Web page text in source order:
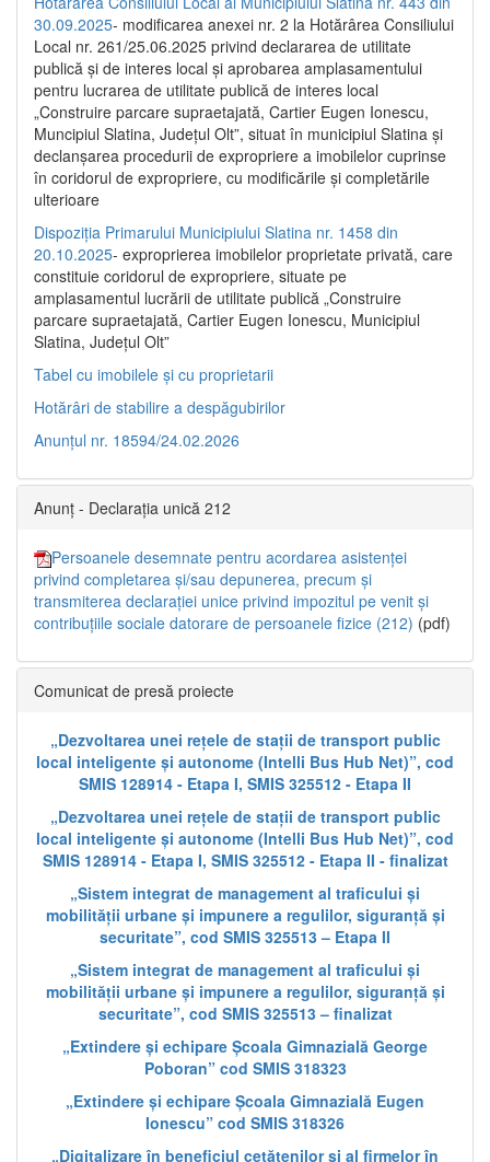
30.09.2025- modificarea anexei nr. 2 la Hotărârea Consiliului
Local nr. 261/25.06.2025 privind declararea de utilitate
publică şi de interes local şi aprobarea amplasamentului
pentru lucrarea de utilitate publică de interes local
„Construire parcare supraetajată, Cartier Eugen Ionescu,
Muncipiul Slatina, Judeţul Olt”, situat în municipiul Slatina şi
declanşarea procedurii de expropriere a imobilelor cuprinse
în coridorul de expropriere, cu modificările şi completările
ulterioare
Dispoziția Primarului Municipiului Slatina nr. 1458 din
20.10.2025- exproprierea imobilelor proprietate privată, care
constituie coridorul de expropriere, situate pe
amplasamentul lucrării de utilitate publică „Construire
parcare supraetajată, Cartier Eugen Ionescu, Municipiul
Slatina, Județul Olt”
Tabel cu imobilele și cu proprietarii
Hotărâri de stabilire a despăgubirilor
Anunțul nr. 18594/24.02.2026
Anunț - Declarația unică 212
Persoanele desemnate pentru acordarea asistenței
privind completarea și/sau depunerea, precum și
transmiterea declarației unice privind impozitul pe venit și
contribuțiile sociale datorare de persoanele fizice (212) (pdf)
Comunicat de presă proiecte
„Dezvoltarea unei rețele de stații de transport public
local inteligente și autonome (Intelli Bus Hub Net)”, cod
SMIS 128914 - Etapa I, SMIS 325512 - Etapa II
„Dezvoltarea unei rețele de stații de transport public
local inteligente și autonome (Intelli Bus Hub Net)”, cod
SMIS 128914 - Etapa I, SMIS 325512 - Etapa II - finalizat
„Sistem integrat de management al traficului și
mobilității urbane și impunere a regulilor, siguranță și
securitate”, cod SMIS 325513 – Etapa II
„Sistem integrat de management al traficului și
mobilității urbane și impunere a regulilor, siguranță și
securitate”, cod SMIS 325513 – finalizat
„Extindere și echipare Școala Gimnazială George
Poboran” cod SMIS 318323
„Extindere și echipare Școala Gimnazială Eugen
Ionescu” cod SMIS 318326
„Digitalizare în beneficiul cetățenilor și al firmelor în